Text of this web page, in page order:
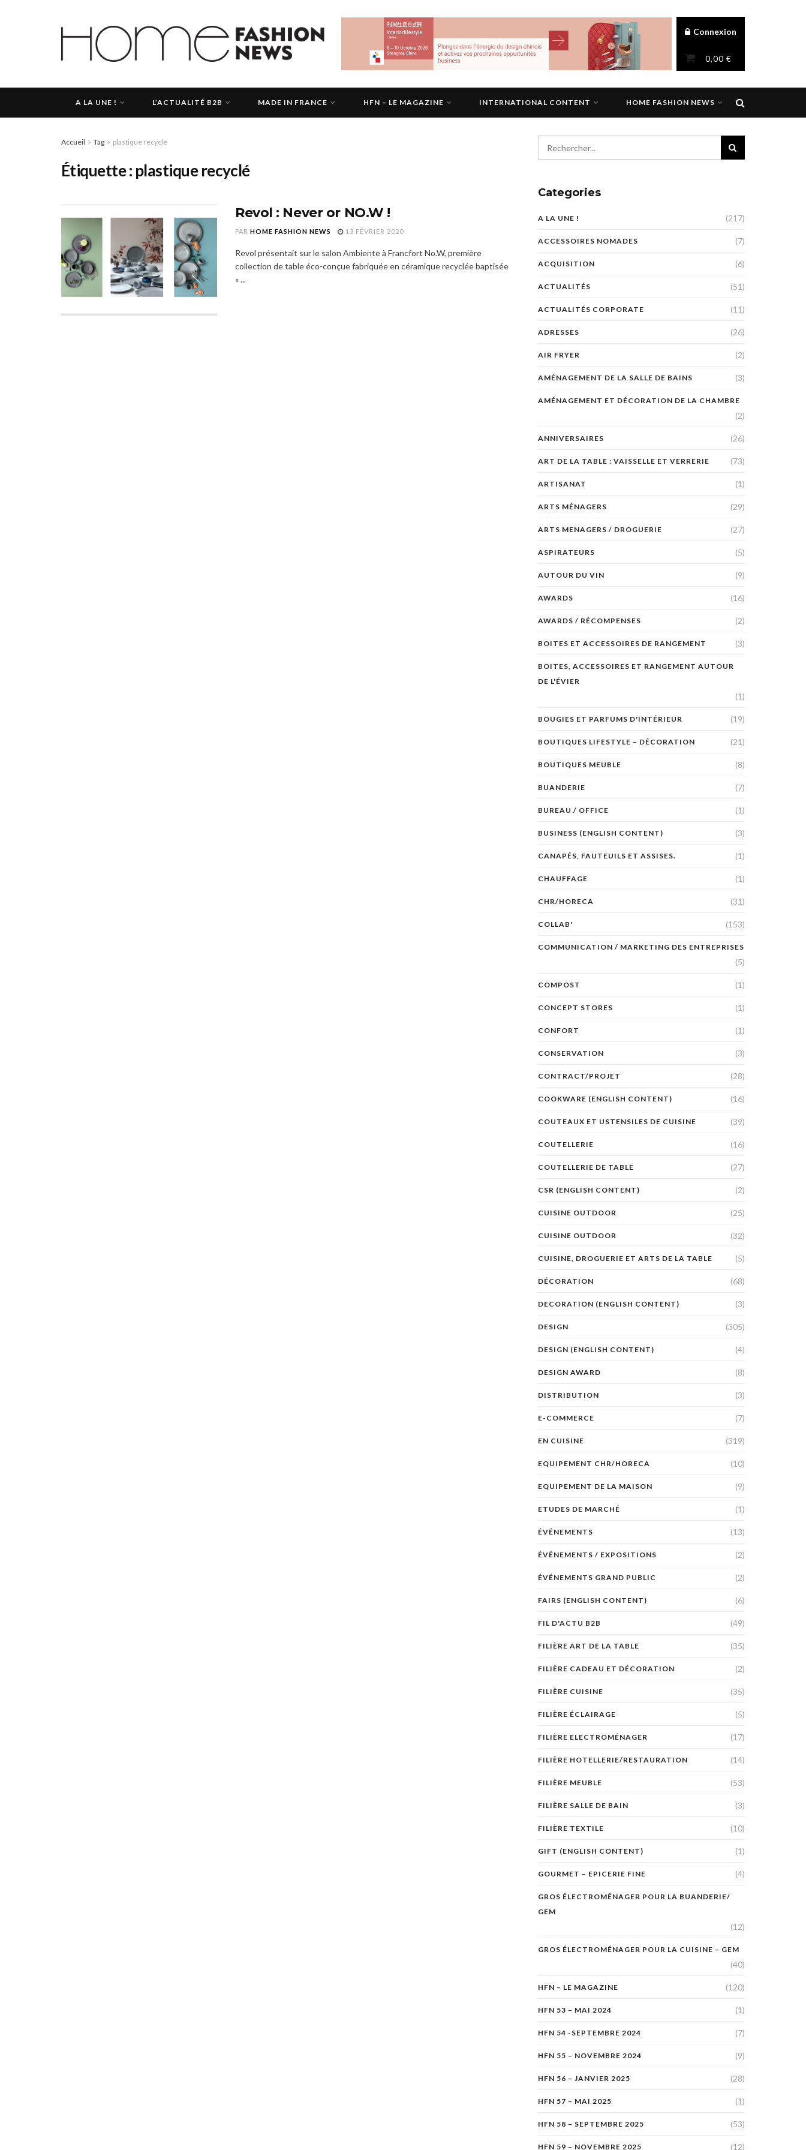
Connexion
0,00 €
A LA UNE ! L’ACTUALITÉ B2B MADE IN FRANCE HFN – LE MAGAZINE INTERNATIONAL CONTENT HOME FASHION NEWS
Accueil Tag plastique recyclé
Étiquette : plastique recyclé
Revol : Never or NO.W !
PAR HOME FASHION NEWS 13 FÉVRIER 2020
Revol présentait sur le salon Ambiente à Francfort No.W, première
collection de table éco-conçue fabriquée en céramique recyclée baptisée
« ...
Categories
A LA UNE ! (217)
ACCESSOIRES NOMADES (7)
ACQUISITION (6)
ACTUALITÉS (51)
ACTUALITÉS CORPORATE (11)
ADRESSES (26)
AIR FRYER (2)
AMÉNAGEMENT DE LA SALLE DE BAINS (3)
AMÉNAGEMENT ET DÉCORATION DE LA CHAMBRE
(2)
ANNIVERSAIRES (26)
ART DE LA TABLE : VAISSELLE ET VERRERIE (73)
ARTISANAT (1)
ARTS MÉNAGERS (29)
ARTS MENAGERS / DROGUERIE (27)
ASPIRATEURS (5)
AUTOUR DU VIN (9)
AWARDS (16)
AWARDS / RÉCOMPENSES (2)
BOITES ET ACCESSOIRES DE RANGEMENT (3)
BOITES, ACCESSOIRES ET RANGEMENT AUTOUR
DE L'ÉVIER
(1)
BOUGIES ET PARFUMS D'INTÉRIEUR (19)
BOUTIQUES LIFESTYLE – DÉCORATION (21)
BOUTIQUES MEUBLE (8)
BUANDERIE (7)
BUREAU / OFFICE (1)
BUSINESS (ENGLISH CONTENT) (3)
CANAPÉS, FAUTEUILS ET ASSISES. (1)
CHAUFFAGE (1)
CHR/HORECA (31)
COLLAB' (153)
COMMUNICATION / MARKETING DES ENTREPRISES
(5)
COMPOST (1)
CONCEPT STORES (1)
CONFORT (1)
CONSERVATION (3)
CONTRACT/PROJET (28)
COOKWARE (ENGLISH CONTENT) (16)
COUTEAUX ET USTENSILES DE CUISINE (39)
COUTELLERIE (16)
COUTELLERIE DE TABLE (27)
CSR (ENGLISH CONTENT) (2)
CUISINE OUTDOOR (25)
CUISINE OUTDOOR (32)
CUISINE, DROGUERIE ET ARTS DE LA TABLE (5)
DÉCORATION (68)
DECORATION (ENGLISH CONTENT) (3)
DESIGN (305)
DESIGN (ENGLISH CONTENT) (4)
DESIGN AWARD (8)
DISTRIBUTION (3)
E-COMMERCE (7)
EN CUISINE (319)
EQUIPEMENT CHR/HORECA (10)
EQUIPEMENT DE LA MAISON (9)
ETUDES DE MARCHÉ (1)
ÉVÉNEMENTS (13)
ÉVÉNEMENTS / EXPOSITIONS (2)
ÉVÉNEMENTS GRAND PUBLIC (2)
FAIRS (ENGLISH CONTENT) (6)
FIL D'ACTU B2B (49)
FILIÈRE ART DE LA TABLE (35)
FILIÈRE CADEAU ET DÉCORATION (2)
FILIÈRE CUISINE (35)
FILIÈRE ÉCLAIRAGE (5)
FILIÈRE ELECTROMÉNAGER (17)
FILIÈRE HOTELLERIE/RESTAURATION (14)
FILIÈRE MEUBLE (53)
FILIÈRE SALLE DE BAIN (3)
FILIÈRE TEXTILE (10)
GIFT (ENGLISH CONTENT) (1)
GOURMET – EPICERIE FINE (4)
GROS ÉLECTROMÉNAGER POUR LA BUANDERIE/
GEM
(12)
GROS ÉLECTROMÉNAGER POUR LA CUISINE – GEM
(40)
HFN – LE MAGAZINE (120)
HFN 53 – MAI 2024 (1)
HFN 54 -SEPTEMBRE 2024 (7)
HFN 55 – NOVEMBRE 2024 (9)
HFN 56 – JANVIER 2025 (28)
HFN 57 – MAI 2025 (1)
HFN 58 – SEPTEMBRE 2025 (53)
HFN 59 – NOVEMBRE 2025 (12)